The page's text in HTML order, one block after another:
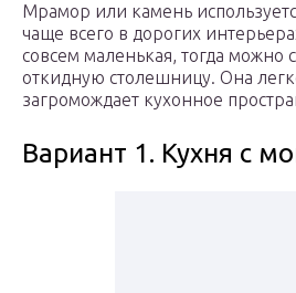
Мрамор или камень
чаще всего в дорогих
совсем маленькая, тогда можно
откидную столешницу. Она
загромождает кухонное
Вариант 1. Кухня с